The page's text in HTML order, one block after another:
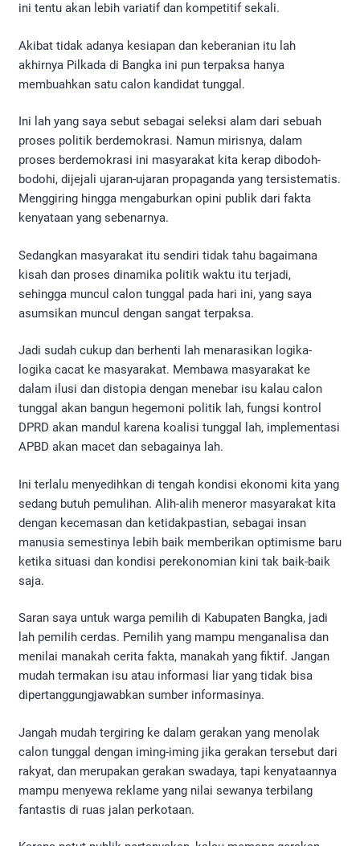
ini tentu akan lebih variatif dan kompetitif sekali.
Akibat tidak adanya kesiapan dan keberanian itu lah
akhirnya Pilkada di Bangka ini pun terpaksa hanya
membuahkan satu calon kandidat tunggal.
Ini lah yang saya sebut sebagai seleksi alam dari sebuah
proses politik berdemokrasi. Namun mirisnya, dalam
proses berdemokrasi ini masyarakat kita kerap dibodoh-
bodohi, dijejali ujaran-ujaran propaganda yang tersistematis.
Menggiring hingga mengaburkan opini publik dari fakta
kenyataan yang sebenarnya.
Sedangkan masyarakat itu sendiri tidak tahu bagaimana
kisah dan proses dinamika politik waktu itu terjadi,
sehingga muncul calon tunggal pada hari ini, yang saya
asumsikan muncul dengan sangat terpaksa.
Jadi sudah cukup dan berhenti lah menarasikan logika-
logika cacat ke masyarakat. Membawa masyarakat ke
dalam ilusi dan distopia dengan menebar isu kalau calon
tunggal akan bangun hegemoni politik lah, fungsi kontrol
DPRD akan mandul karena koalisi tunggal lah, implementasi
APBD akan macet dan sebagainya lah.
Ini terlalu menyedihkan di tengah kondisi ekonomi kita yang
sedang butuh pemulihan. Alih-alih meneror masyarakat kita
dengan kecemasan dan ketidakpastian, sebagai insan
manusia semestinya lebih baik memberikan optimisme baru
ketika situasi dan kondisi perekonomian kini tak baik-baik
saja.
Saran saya untuk warga pemilih di Kabupaten Bangka, jadi
lah pemilih cerdas. Pemilih yang mampu menganalisa dan
menilai manakah cerita fakta, manakah yang fiktif. Jangan
mudah termakan isu atau informasi liar yang tidak bisa
dipertanggungjawabkan sumber informasinya.
Jangah mudah tergiring ke dalam gerakan yang menolak
calon tunggal dengan iming-iming jika gerakan tersebut dari
rakyat, dan merupakan gerakan swadaya, tapi kenyataannya
mampu menyewa reklame yang nilai sewanya terbilang
fantastis di ruas jalan perkotaan.